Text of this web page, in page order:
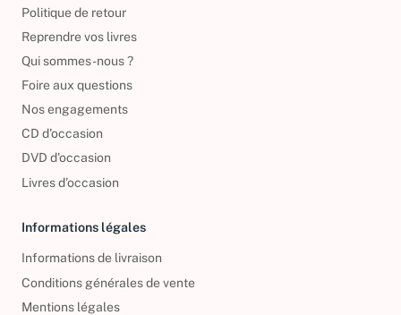
Politique de retour
Reprendre vos livres
Qui sommes-nous ?
Foire aux questions
Nos engagements
CD d'occasion
DVD d'occasion
Livres d’occasion
Informations légales
Informations de livraison
Conditions générales de vente
Mentions légales